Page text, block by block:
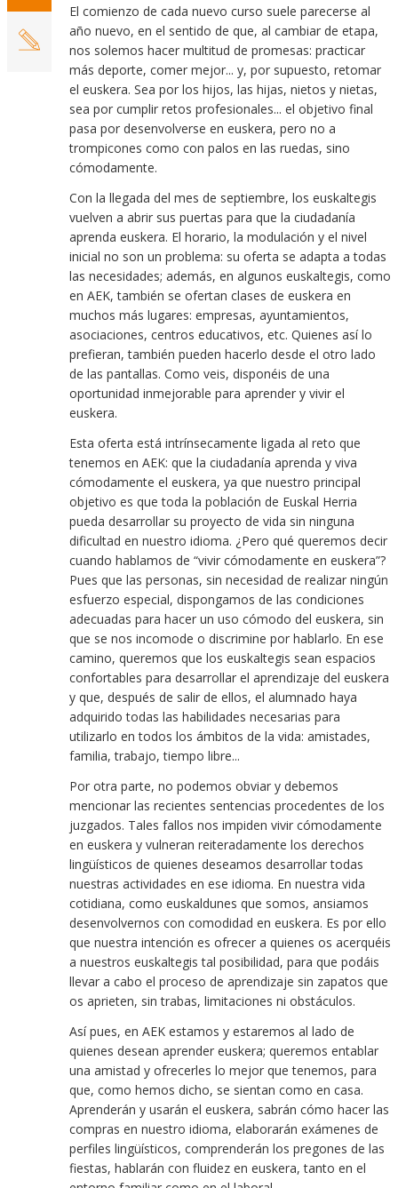
El comienzo de cada nuevo curso suele parecerse al
año nuevo, en el sentido de que, al cambiar de etapa,
nos solemos hacer multitud de promesas: practicar
más deporte, comer mejor... y, por supuesto, retomar
el euskera. Sea por los hijos, las hijas, nietos y nietas,
sea por cumplir retos profesionales... el objetivo final
pasa por desenvolverse en euskera, pero no a
trompicones como con palos en las ruedas, sino
cómodamente.
Con la llegada del mes de septiembre, los euskaltegis
vuelven a abrir sus puertas para que la ciudadanía
aprenda euskera. El horario, la modulación y el nivel
inicial no son un problema: su oferta se adapta a todas
las necesidades; además, en algunos euskaltegis, como
en AEK, también se ofertan clases de euskera en
muchos más lugares: empresas, ayuntamientos,
asociaciones, centros educativos, etc. Quienes así lo
prefieran, también pueden hacerlo desde el otro lado
de las pantallas. Como veis, disponéis de una
oportunidad inmejorable para aprender y vivir el
euskera.
Esta oferta está intrínsecamente ligada al reto que
tenemos en AEK: que la ciudadanía aprenda y viva
cómodamente el euskera, ya que nuestro principal
objetivo es que toda la población de Euskal Herria
pueda desarrollar su proyecto de vida sin ninguna
dificultad en nuestro idioma. ¿Pero qué queremos decir
cuando hablamos de “vivir cómodamente en euskera”?
Pues que las personas, sin necesidad de realizar ningún
esfuerzo especial, dispongamos de las condiciones
adecuadas para hacer un uso cómodo del euskera, sin
que se nos incomode o discrimine por hablarlo. En ese
camino, queremos que los euskaltegis sean espacios
confortables para desarrollar el aprendizaje del euskera
y que, después de salir de ellos, el alumnado haya
adquirido todas las habilidades necesarias para
utilizarlo en todos los ámbitos de la vida: amistades,
familia, trabajo, tiempo libre...
Por otra parte, no podemos obviar y debemos
mencionar las recientes sentencias procedentes de los
juzgados. Tales fallos nos impiden vivir cómodamente
en euskera y vulneran reiteradamente los derechos
lingüísticos de quienes deseamos desarrollar todas
nuestras actividades en ese idioma. En nuestra vida
cotidiana, como euskaldunes que somos, ansiamos
desenvolvernos con comodidad en euskera. Es por ello
que nuestra intención es ofrecer a quienes os acerquéis
a nuestros euskaltegis tal posibilidad, para que podáis
llevar a cabo el proceso de aprendizaje sin zapatos que
os aprieten, sin trabas, limitaciones ni obstáculos.
Así pues, en AEK estamos y estaremos al lado de
quienes desean aprender euskera; queremos entablar
una amistad y ofrecerles lo mejor que tenemos, para
que, como hemos dicho, se sientan como en casa.
Aprenderán y usarán el euskera, sabrán cómo hacer las
compras en nuestro idioma, elaborarán exámenes de
perfiles lingüísticos, comprenderán los pregones de las
fiestas, hablarán con fluidez en euskera, tanto en el